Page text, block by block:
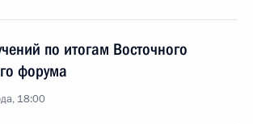
по итогам Восточного
форума
18:00